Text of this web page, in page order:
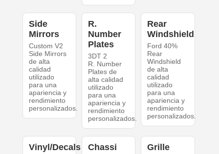
Side
Mirrors
Custom V2
Side Mirrors
de alta
calidad
utilizado
para una
apariencia y
rendimiento
personalizados.
R.
Number
Plates
3DT 2
R. Number
Plates de
alta calidad
utilizado
para una
apariencia y
rendimiento
personalizados.
Rear
Windshield
Ford 40%
Rear
Windshield
de alta
calidad
utilizado
para una
apariencia y
rendimiento
personalizados.
Vinyl/Decals Chassi
Grille